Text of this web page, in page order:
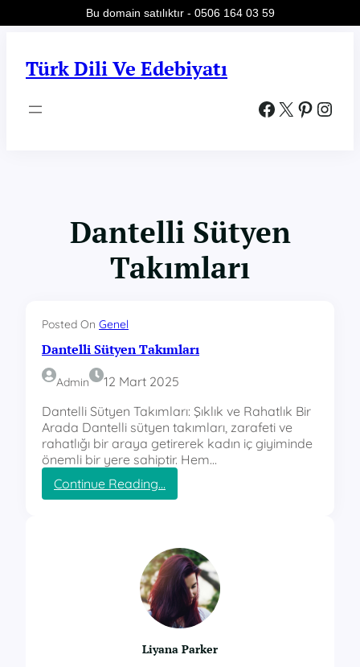
Türk Dili Ve Edebiyatı
Facebook X Pinterest Instagram
Dantelli Sütyen
Takımları
Posted On Genel
Dantelli Sütyen Takımları
Admin
12 Mart 2025
Dantelli Sütyen Takımları: Şıklık ve Rahatlık Bir
Arada Dantelli sütyen takımları, zarafeti ve
rahatlığı bir araya getirerek kadın iç giyiminde
önemli bir yere sahiptir. Hem…
Continue Reading…
D
t
e
l
l
i
S
ü
Liyana Parker
Bu domain satılıktır - 0506 164 03 59